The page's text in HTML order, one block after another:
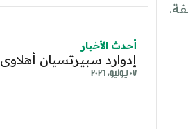
أحدث الأخبار
إدوارد سبيرتسيان أهلاوي
٠٧ يوليو، ٢٠٢٦